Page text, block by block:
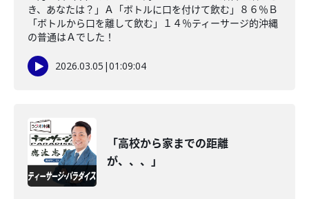
き、あなたは？」Ａ「ボトルに口を付けて飲む」８６％Ｂ
「ボトルから口を離して飲む」１４％ティーサージ的沖縄
の普通はＡでした！
2026.03.05 |01:09:04
「高校から家までの距離
が、、、」